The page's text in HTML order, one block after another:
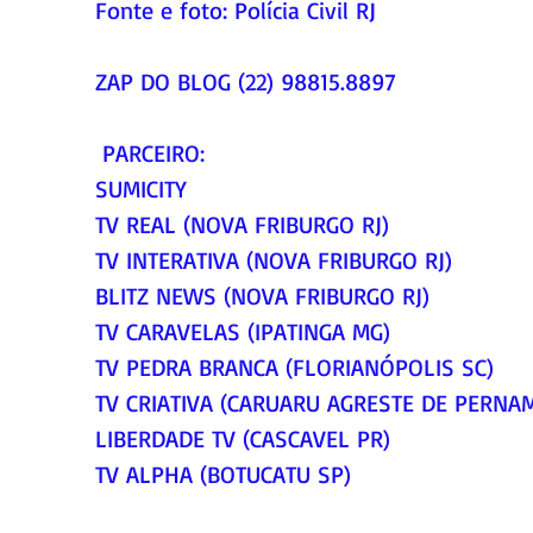
Fonte e foto: Polícia Civil RJ
ZAP DO BLOG (22) 98815.8897
PARCEIRO:
SUMICITY
TV REAL (NOVA FRIBURGO RJ)
TV INTERATIVA (NOVA FRIBURGO RJ)
BLITZ NEWS (NOVA FRIBURGO RJ)
TV CARAVELAS (IPATINGA MG)
TV PEDRA BRANCA (FLORIANÓPOLIS SC)
TV CRIATIVA (CARUARU AGRESTE DE
LIBERDADE TV (CASCAVEL PR)
TV ALPHA (BOTUCATU SP)